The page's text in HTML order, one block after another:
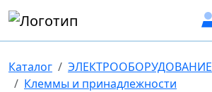
Каталог
ЭЛЕКТРООБОРУДОВАНИЕ
Клеммы и принадлежности